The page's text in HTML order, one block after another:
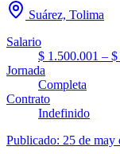
Suárez, Tolima
Salario
$ 1.500.001 –
Jornada
Completa
Contrato
Indefinido
Publicado: 25 de may